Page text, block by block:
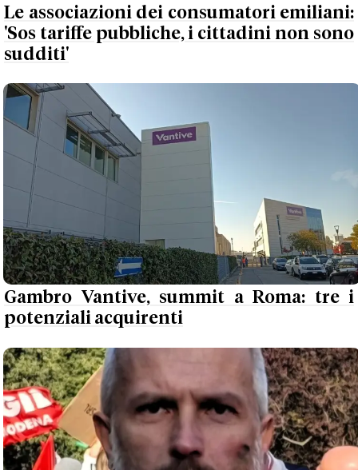
Le associazioni dei consumatori emiliani:
'Sos tariffe pubbliche, i cittadini non sono
sudditi'
Gambro Vantive, summit a Roma: tre i
potenziali acquirenti